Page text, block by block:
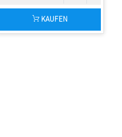
KAUFEN